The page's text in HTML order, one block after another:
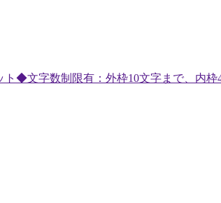
ト◆文字数制限有：外枠10文字まで、内